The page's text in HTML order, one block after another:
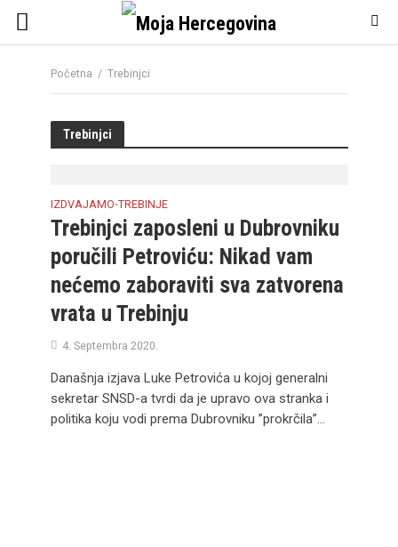
Početna / Trebinjci
Trebinjci
IZDVAJAMO•TREBINJE
Trebinjci zaposleni u Dubrovniku
poručili Petroviću: Nikad vam
nećemo zaboraviti sva zatvorena
vrata u Trebinju
4. Septembra 2020.
Današnja izjava Luke Petrovića u kojoj generalni
sekretar SNSD-a tvrdi da je upravo ova stranka i
politika koju vodi prema Dubrovniku ”prokrčila”...